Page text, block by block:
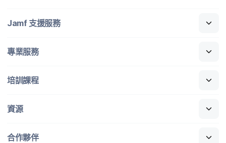
Jamf 支援​服務
專業​服務
培訓​課程
資源
合作​夥伴